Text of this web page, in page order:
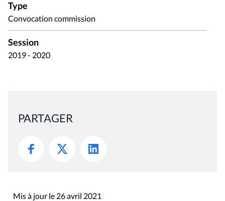
Type
Convocation commission
Session
2019 - 2020
PARTAGER
Mis à jour le 26 avril 2021